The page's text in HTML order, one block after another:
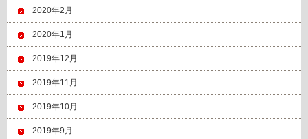
2020年2月
2020年1月
2019年12月
2019年11月
2019年10月
2019年9月